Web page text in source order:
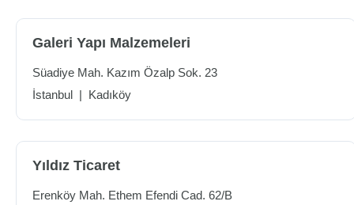
Galeri Yapı Malzemeleri
Süadiye Mah. Kazım Özalp Sok. 23
İstanbul | Kadıköy
Yıldız Ticaret
Erenköy Mah. Ethem Efendi Cad. 62/B